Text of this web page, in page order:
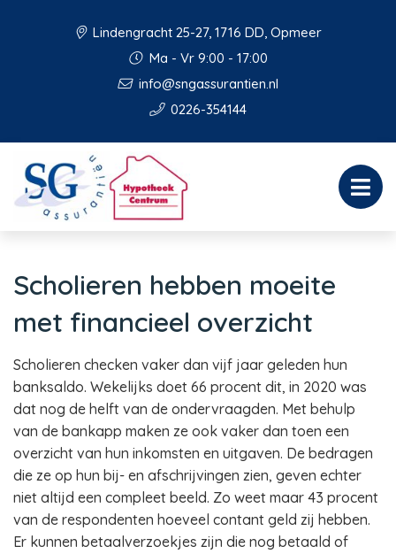
Lindengracht 25-27, 1716 DD, Opmeer
Ma - Vr 9:00 - 17:00
info@sngassurantien.nl
0226-354144
Scholieren hebben moeite
met financieel overzicht
Scholieren checken vaker dan vijf jaar geleden hun
banksaldo. Wekelijks doet 66 procent dit, in 2020 was
dat nog de helft van de ondervraagden. Met behulp
van de bankapp maken ze ook vaker dan toen een
overzicht van hun inkomsten en uitgaven. De bedragen
die ze op hun bij- en afschrijvingen zien, geven echter
niet altijd een compleet beeld. Zo weet maar 43 procent
van de respondenten hoeveel contant geld zij hebben.
Er kunnen betaalverzoekjes zijn die nog betaald of